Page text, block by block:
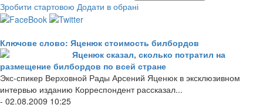
Зробити стартовою Додати в обрані
Ключове слово: Яценюк стоимость билбордов
Яценюк сказал, сколько потратил на
размещение билбордов по всей стране
Экс-спикер Верховной Рады Арсений Яценюк в эксклюзивном
интервью изданию Корреспондент рассказал...
- 02.08.2009 10:25